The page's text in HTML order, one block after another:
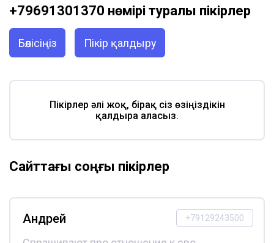
+79691301370 нөмірі туралы пікірлер
Бөлісіңіз Пікір қалдыру
Пікірлер әлі жоқ, бірақ сіз өзіңіздікін
қалдыра аласыз.
Сайттағы соңғы пікірлер
+79129243500
Андрей